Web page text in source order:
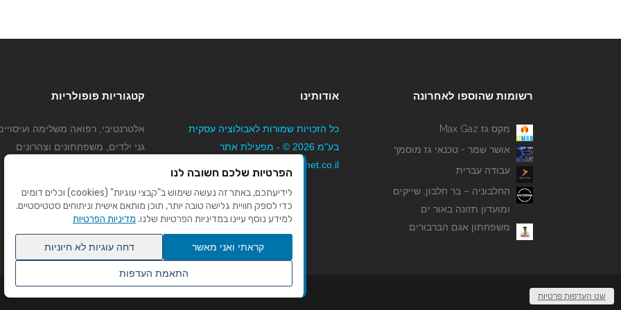
רשומות שהוספו לאחרונה
מקס גז Max Gaz
אושר שמר - טכנאי גז מוסמך
עבודה עברית
החלבוניה – בר חלבון, שייקים
ומועדון תזונה באור ים
משפחתון אגם הברבורים
אודותינו
כל הזכויות שמורות לאבולוציה עסקית
בע"מ 2026 © - מפעילת אתר
Mybiznet.co.il
קטגוריות פופולריות
אלטרנטיבי, רפואה משלימה
גני ילדים, משפחתונים וצהרונים
הפרטיות שלכם חשובה לנו
לידיעתכם, באתר זה נעשה שימוש ב"קבצי עוגיות" (cookies) וכלים דומים
כדי לספק חוויית גלישה טובה יותר, תוכן מותאם אישית וניתוחים סטטיסטיים.
למידע נוסף עיינו במדיניות הפרטיות שלנו. מדיניות הפרטיות
קראתי ואני מאשר דחה עוגיות לא חיוניות
התאמת העדפות
שנו העדפות פרטיות